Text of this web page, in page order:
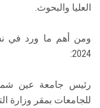
العليا والبحوث.
ومن أهم ما ورد في
2024:
رئيس جامعة عين
للجامعات بمقر وزارة